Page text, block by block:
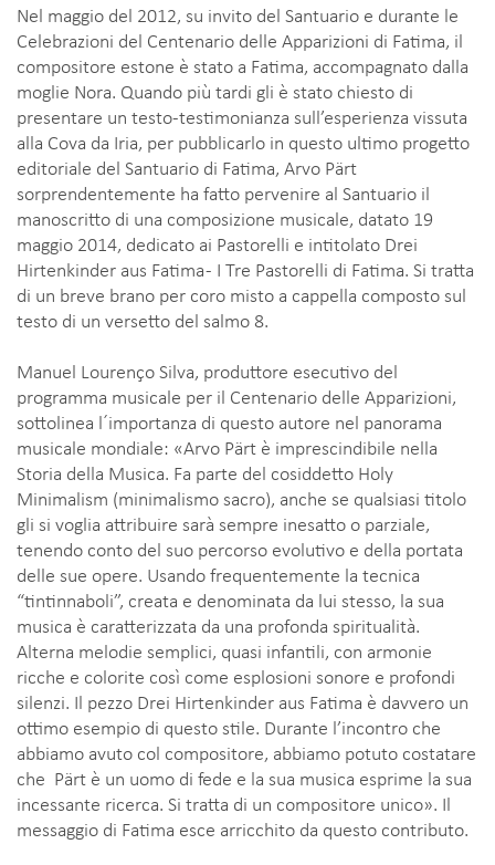
Nel maggio del 2012, su invito del Santuario e durante le
Celebrazioni del Centenario delle Apparizioni di Fatima, il
compositore estone è stato a Fatima, accompagnato dalla
moglie Nora. Quando più tardi gli è stato chiesto di
presentare un testo-testimonianza sull’esperienza vissuta
alla Cova da Iria, per pubblicarlo in questo ultimo progetto
editoriale del Santuario di Fatima, Arvo Pärt
sorprendentemente ha fatto pervenire al Santuario il
manoscritto di una composizione musicale, datato 19
maggio 2014, dedicato ai Pastorelli e intitolato Drei
Hirtenkinder aus Fatima - I Tre Pastorelli di Fatima. Si tratta
di un breve brano per coro misto a cappella composto sul
testo di un versetto del salmo 8.
Manuel Lourenço Silva, produttore esecutivo del
programma musicale per il Centenario delle Apparizioni,
sottolinea l´importanza di questo autore nel panorama
musicale mondiale: «Arvo Pärt è imprescindibile nella
Storia della Musica. Fa parte del cosiddetto Holy
Minimalism (minimalismo sacro), anche se qualsiasi titolo
gli si voglia attribuire sarà sempre inesatto o parziale,
tenendo conto del suo percorso evolutivo e della portata
delle sue opere. Usando frequentemente la tecnica
“tintinnaboli”, creata e denominata da lui stesso, la sua
musica è caratterizzata da una profonda spiritualità.
Alterna melodie semplici, quasi infantili, con armonie
ricche e colorite così come esplosioni sonore e profondi
silenzi. Il pezzo Drei Hirtenkinder aus Fatima è davvero un
ottimo esempio di questo stile. Durante l’incontro che
abbiamo avuto col compositore, abbiamo potuto costatare
che Pärt è un uomo di fede e la sua musica esprime la sua
incessante ricerca. Si tratta di un compositore unico». Il
messaggio di Fatima esce arricchito da questo contributo.